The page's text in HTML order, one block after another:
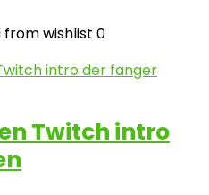
from wishlist 0
Twitch intro